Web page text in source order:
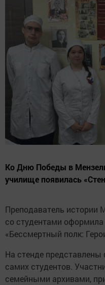
Ко Дню Победы в
училище появилась
Преподаватель истории
со студентами
«Бессмертный полк:
На стенде
самих студентов.
семейными архивами,